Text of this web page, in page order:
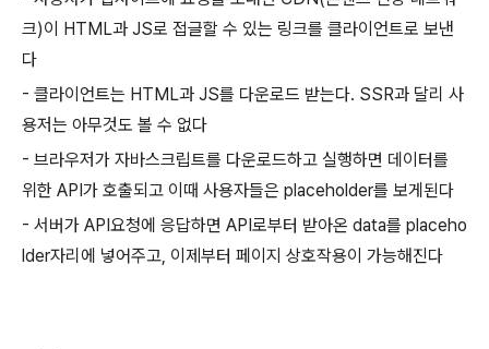
크)이 HTML과 JS로 접글할 수 있는 링크를 클라이언트로 보낸
다
- 클라이언트는 HTML과 JS를 다운로드 받는다. SSR과 달리 사
용저는 아무것도 볼 수 없다
- 브라우저가 자바스크립트를 다운로드하고 실행하면 데이터를
위한 API가 호출되고 이때 사용자들은 placeholder를 보게된다
- 서버가 API요청에 응답하면 API로부터 받아온 data를 placeho
lder자리에 넣어주고, 이제부터 페이지 상호작용이 가능해진다